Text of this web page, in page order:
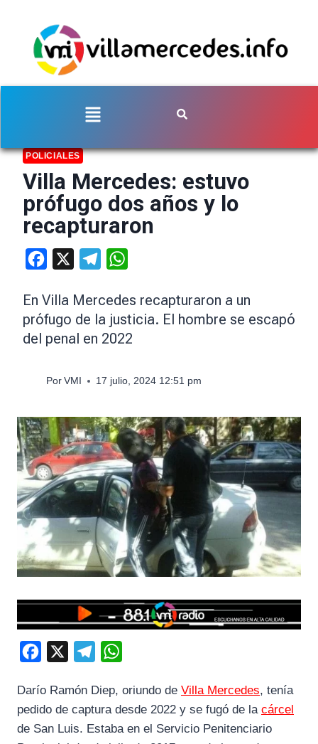
POLICIALES
Villa Mercedes: estuvo
prófugo dos años y lo
recapturaron
Facebook Telegram
En Villa Mercedes recapturaron a un
prófugo de la justicia. El hombre se escapó
del penal en 2022
Por VMI 17 julio, 2024 12:51 pm
c
e
b
l
e
g
a
t
s
Darío Ramón Diep, oriundo de Villa Mercedes, tenía
pedido de captura desde 2022 y se fugó de la cárcel
de San Luis. Estaba en el Servicio Penitenciario